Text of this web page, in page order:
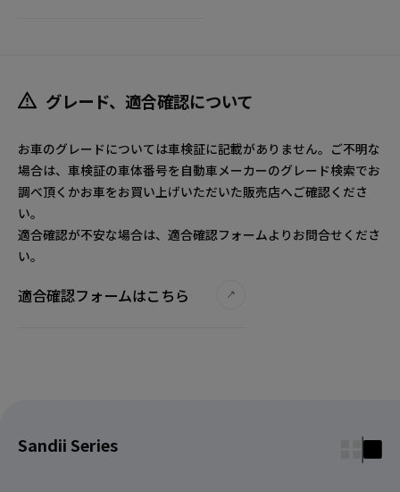
グレード、適合確認について
お車のグレードについては車検証に記載がありません。ご不明な
場合は、車検証の車体番号を自動車メーカーのグレード検索でお
調べ頂くかお車をお買い上げいただいた販売店へご確認くださ
い。
適合確認が不安な場合は、適合確認フォームよりお問合せくださ
い。
適合確認フォームはこちら
Sandii Series